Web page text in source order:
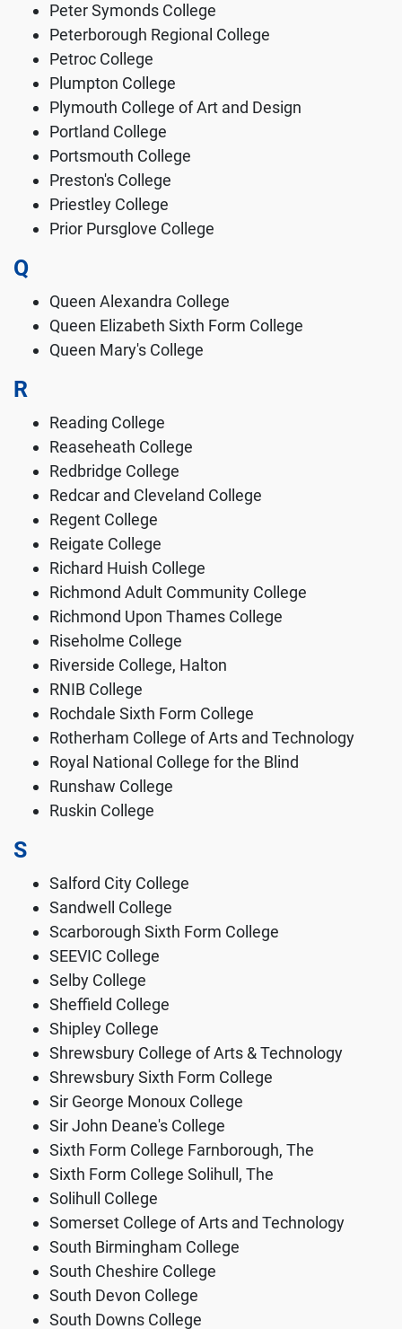
Peter Symonds College
Peterborough Regional College
Petroc College
Plumpton College
Plymouth College of Art and Design
Portland College
Portsmouth College
Preston's College
Priestley College
Prior Pursglove College
Q
Queen Alexandra College
Queen Elizabeth Sixth Form College
Queen Mary's College
R
Reading College
Reaseheath College
Redbridge College
Redcar and Cleveland College
Regent College
Reigate College
Richard Huish College
Richmond Adult Community College
Richmond Upon Thames College
Riseholme College
Riverside College, Halton
RNIB College
Rochdale Sixth Form College
Rotherham College of Arts and Technology
Royal National College for the Blind
Runshaw College
Ruskin College
S
Salford City College
Sandwell College
Scarborough Sixth Form College
SEEVIC College
Selby College
Sheffield College
Shipley College
Shrewsbury College of Arts & Technology
Shrewsbury Sixth Form College
Sir George Monoux College
Sir John Deane's College
Sixth Form College Farnborough, The
Sixth Form College Solihull, The
Solihull College
Somerset College of Arts and Technology
South Birmingham College
South Cheshire College
South Devon College
South Downs College